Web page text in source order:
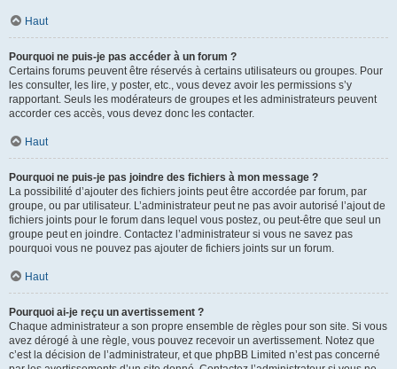
Haut
Pourquoi ne puis-je pas accéder à un forum ?
Certains forums peuvent être réservés à certains utilisateurs ou groupes. Pour
les consulter, les lire, y poster, etc., vous devez avoir les permissions s’y
rapportant. Seuls les modérateurs de groupes et les administrateurs peuvent
accorder ces accès, vous devez donc les contacter.
Haut
Pourquoi ne puis-je pas joindre des fichiers à mon message ?
La possibilité d’ajouter des fichiers joints peut être accordée par forum, par
groupe, ou par utilisateur. L’administrateur peut ne pas avoir autorisé l’ajout de
fichiers joints pour le forum dans lequel vous postez, ou peut-être que seul un
groupe peut en joindre. Contactez l’administrateur si vous ne savez pas
pourquoi vous ne pouvez pas ajouter de fichiers joints sur un forum.
Haut
Pourquoi ai-je reçu un avertissement ?
Chaque administrateur a son propre ensemble de règles pour son site. Si vous
avez dérogé à une règle, vous pouvez recevoir un avertissement. Notez que
c’est la décision de l’administrateur, et que phpBB Limited n’est pas concerné